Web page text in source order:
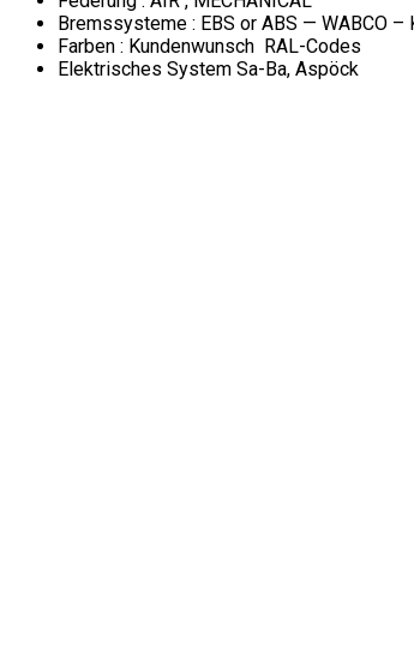
Bremssysteme : EBS or ABS — WABCO –
Farben : Kundenwunsch RAL-Codes
Elektrisches System Sa-Ba, Aspöck